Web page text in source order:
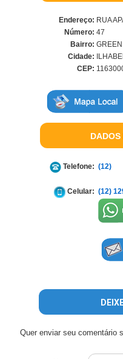
Endereço: RUA
Número: 47
Bairro:
Cidade:
CEP:
DADOS
Telefone: (12)
Celular: (12)
Quer enviar seu comentário